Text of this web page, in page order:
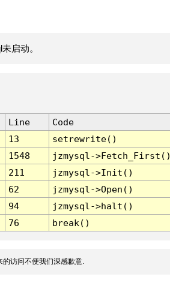
启动。
Line
Code
13
setrewrite()
1548
jzmysql-
211
jzmysql->Init()
62
jzmysql->Open()
94
jzmysql->halt()
76 break()
访问不便我们深感歉意.